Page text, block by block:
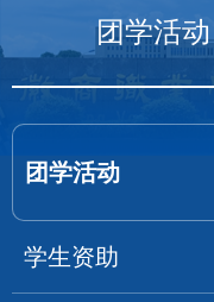
团学活动
团学活动
学生资助